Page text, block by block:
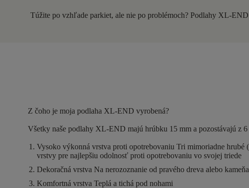
Túžite po vzhľade parkiet, ale nie po problémoch? Podlahy XL-
Z čoho je moja podlaha XL-END vyrobená?
Všetky naše podlahy XL-END majú hrúbku 15 mm a pozostávajú z 6
Vysoko výkonná vrstva proti opotrebovaniu Tri mimoriadne hrubé
vrstvy pre najlepšiu odolnosť proti opotrebovaniu vo svojej triede
Dekoračná vrstva Na nerozoznanie od pravého dreva alebo kameňa
Komfortná vrstva Teplá a tichá pod nohami